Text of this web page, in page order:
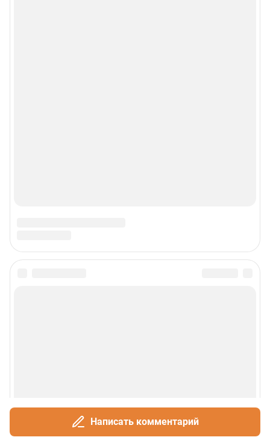
Написать комментарий